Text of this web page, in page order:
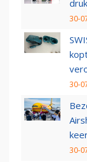
30-
30-
30-